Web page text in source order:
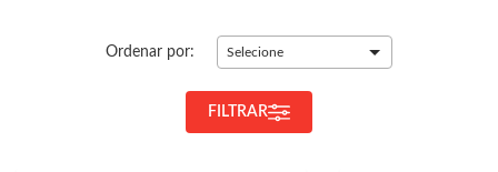
Ordenar por: Selecione
FILTRAR